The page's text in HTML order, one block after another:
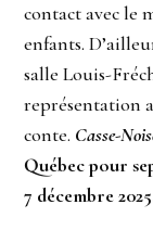
contact avec le
enfants.
salle Louis-
représentation
conte. Casse-
Québec pour
7 décembre